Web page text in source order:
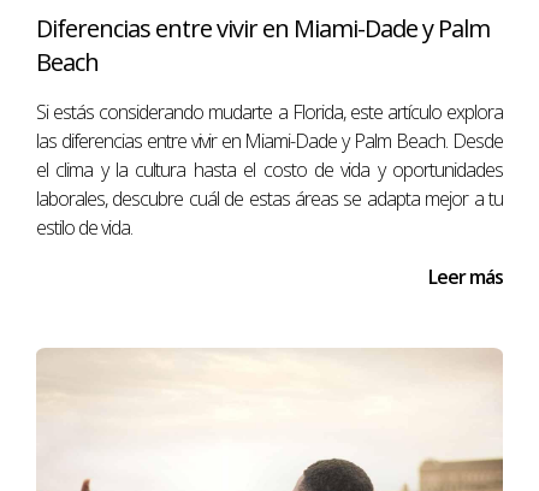
negociarán en tu nombre para obtener las mejores
condiciones posibles.
Si tienes alguna pregunta o necesitas más
información sobre el financiamiento para
inversionistas extranjeros, no dudes en
contactarme. Estoy aquí para ayudarte en
extranjeros. Al comprender las diferentes
Diferencias entre vivir en Miami-Dade y Palm
Beach
Si estás considerando mudarte a Florida, este artículo explora
las diferencias entre vivir en Miami-Dade y Palm Beach. Desde
el clima y la cultura hasta el costo de vida y oportunidades
laborales, descubre cuál de estas áreas se adapta mejor a tu
estilo de vida.
Leer más